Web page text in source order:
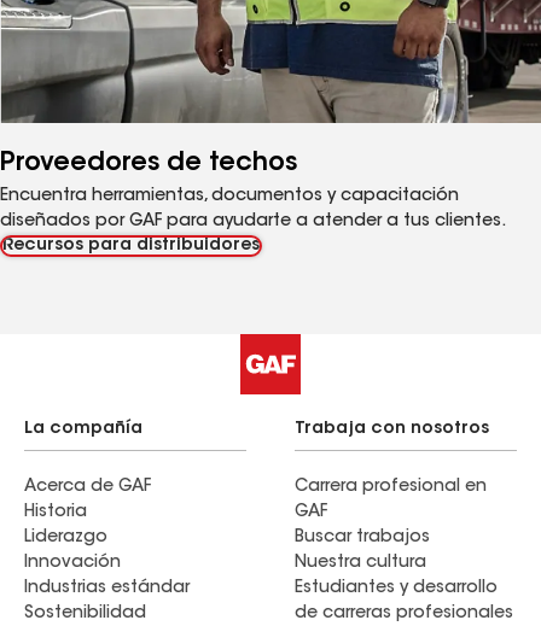
Proveedores de techos
Encuentra herramientas, documentos y capacitación
diseñados por GAF para ayudarte a atender a tus clientes.
Recursos para distribuidores
La compañía
Acerca de GAF
Historia
Liderazgo
Innovación
Industrias estándar
Sostenibilidad
Trabaja con nosotros
Carrera profesional en
GAF
Buscar trabajos
Nuestra cultura
Estudiantes y desarrollo
de carreras profesionales